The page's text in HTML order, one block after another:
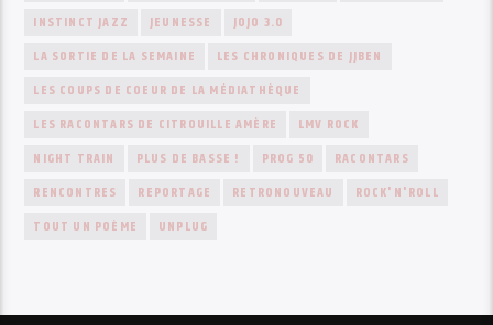
INSTINCT JAZZ
JEUNESSE
JOJO 3.0
LA SORTIE DE LA SEMAINE
LES CHRONIQUES DE JJBEN
LES COUPS DE COEUR DE LA MÉDIATHÈQUE
LES RACONTARS DE CITROUILLE AMÈRE
LMV ROCK
NIGHT TRAIN
PLUS DE BASSE ! PROG 50
RACONTARS
RENCONTRES
REPORTAGE RETRONOUVEAU
ROCK'N'ROLL
TOUT UN POÈME
UNPLUG